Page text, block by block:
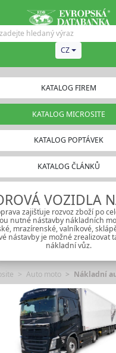
CZ
KATALOG FIREM
KATALOG MICROSITE
KATALOG POPTÁVEK
KATALOG ČLÁNKŮ
VOZIDLA
zajišťuje rozvoz zboží po
nutné nástavby nákladních
mrazírenské, valníkové,
nástavby je možné zrealizovat
nákladní vůz.
Auto moto Nákladní